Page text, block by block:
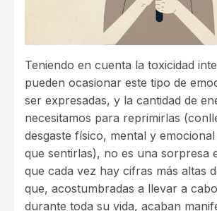
Teniendo en cuenta la toxicidad
pueden ocasionar este tipo de
ser expresadas, y la cantidad de
necesitamos para reprimirlas
desgaste físico, mental y
que sentirlas), no es una sorpresa
que cada vez hay cifras más altas
que, acostumbradas a llevar a
durante toda su vida, acaban